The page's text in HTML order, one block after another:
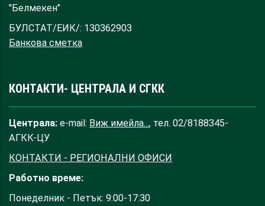
"Белмекен"
БУЛСТАТ/ЕИК/: 130362903
Банкова сметка
КОНТАКТИ- ЦЕНТРАЛА И СГКК
Централа: e-mail: Виж имейла..., тел. 02/8188345-
АГКК-ЦУ
КОНТАКТИ - РЕГИОНАЛНИ ОФИСИ
Работно време:
Понеделник - Петък: 9:00-17:30